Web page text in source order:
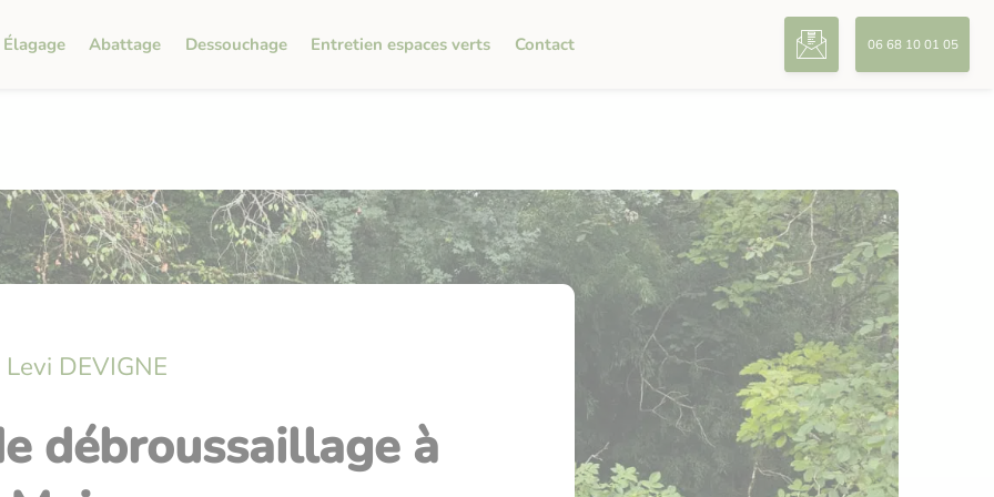
Élagage Abattage Dessouchage Entretien espaces verts Contact 06 68 10 01 05
Levi DEVIGNE
débroussaillage à